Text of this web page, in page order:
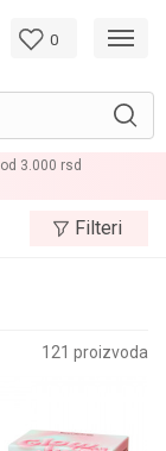
0
Filteri
121 proizvoda